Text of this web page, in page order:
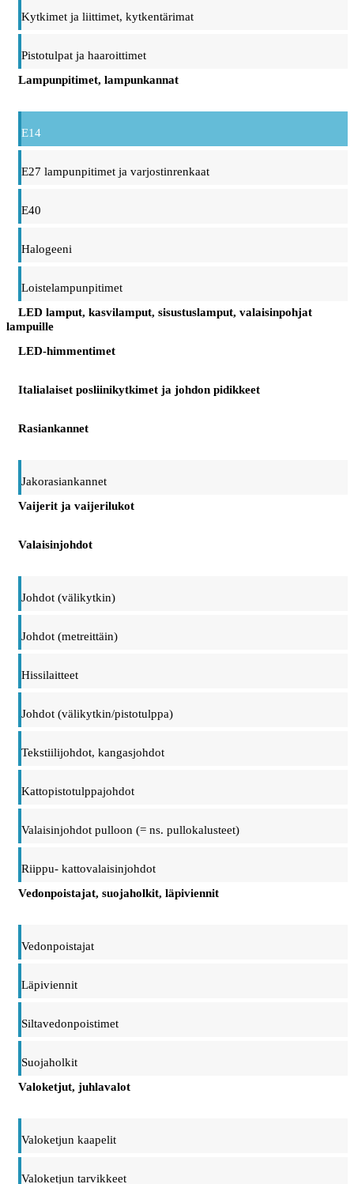
Kytkimet ja liittimet, kytkentärimat
Pistotulpat ja haaroittimet
Lampunpitimet, lampunkannat
E14
E27 lampunpitimet ja varjostinrenkaat
E40
Halogeeni
Loistelampunpitimet
LED lamput, kasvilamput, sisustuslamput, valaisinpohjat
lampuille
LED-himmentimet
Italialaiset posliinikytkimet ja johdon pidikkeet
Rasiankannet
Jakorasiankannet
Vaijerit ja vaijerilukot
Valaisinjohdot
Johdot (välikytkin)
Johdot (metreittäin)
Hissilaitteet
Johdot (välikytkin/pistotulppa)
Tekstiilijohdot, kangasjohdot
Kattopistotulppajohdot
Valaisinjohdot pulloon (= ns. pullokalusteet)
Riippu- kattovalaisinjohdot
Vedonpoistajat, suojaholkit, läpiviennit
Vedonpoistajat
Läpiviennit
Siltavedonpoistimet
Suojaholkit
Valoketjut, juhlavalot
Valoketjun kaapelit
Valoketjun tarvikkeet